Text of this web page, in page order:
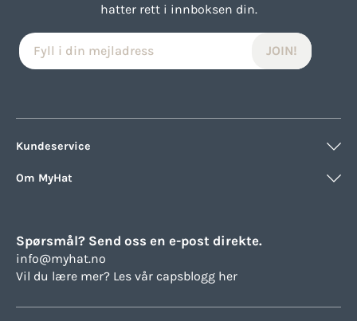
hatter rett i innboksen din.
Kundeservice
Om MyHat
Spørsmål? Send oss en e-post direkte.
info@myhat.no
Vil du lære mer? Les vår capsblogg her